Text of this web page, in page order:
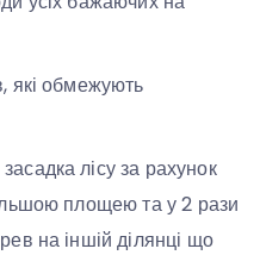
які обмежують
лісу за рахунок
площею та у 2 рази
на іншій ділянці що